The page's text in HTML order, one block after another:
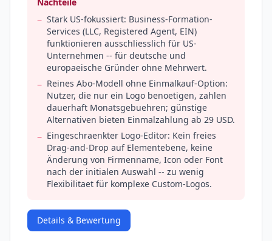
Nachteile
− Stark US-fokussiert: Business-Formation-
Services (LLC, Registered Agent, EIN)
funktionieren ausschliesslich für US-
Unternehmen -- für deutsche und
europaeische Gründer ohne Mehrwert.
− Reines Abo-Modell ohne Einmalkauf-Option:
Nutzer, die nur ein Logo benoetigen, zahlen
dauerhaft Monatsgebuehren; günstige
Alternativen bieten Einmalzahlung ab 29 USD.
− Eingeschraenkter Logo-Editor: Kein freies
Drag-and-Drop auf Elementebene, keine
Änderung von Firmenname, Icon oder Font
nach der initialen Auswahl -- zu wenig
Flexibilitaet für komplexe Custom-Logos.
Details & Bewertung